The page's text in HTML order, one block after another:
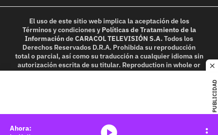
PUBLICIDAD
El uso de este sitio web implica la aceptación de los
Términos y condicionesy Políticas de Tratamiento de la
InformacióndeCARACOL TELEVISIÓN S.A.Todos los
Derechos Reservados D.R.A. Prohibida su reproducción
total o parcial, así como su traducción a cualquier idioma sin
autorización escrita de su titular. Reproduction in whole or